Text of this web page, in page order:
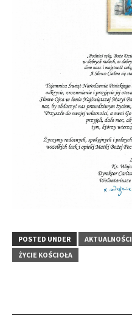
POSTED UNDER AKTUALNOŚCI
ŻYCIE KOŚCIOŁA